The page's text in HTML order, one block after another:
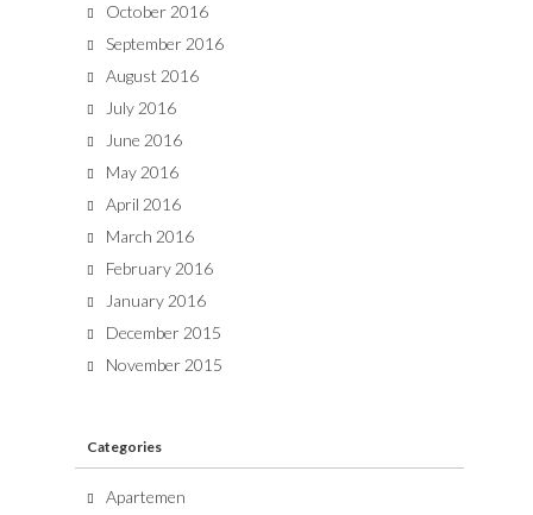
October 2016
September 2016
August 2016
July 2016
June 2016
May 2016
April 2016
March 2016
February 2016
January 2016
December 2015
November 2015
Categories
Apartemen